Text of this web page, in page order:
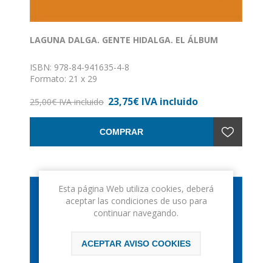
LAGUNA DALGA. GENTE HIDALGA. EL ÁLBUM
ISBN: 978-84-941635-4-8
Formato: 21 x 29
25,00€ IVA incluido 23,75€ IVA incluido
COMPRAR
Esta página Web utiliza cookies, deberá
aceptar las condiciones de uso para
continuar navegando.
ACEPTAR AVISO COOKIES